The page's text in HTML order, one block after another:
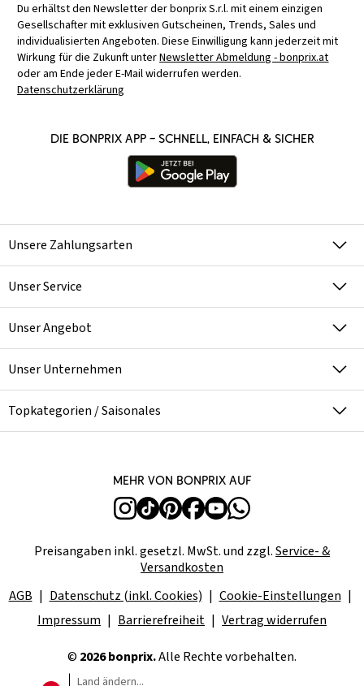
Du erhältst den Newsletter der bonprix S.r.l. mit einem einzigen
Gesellschafter mit exklusiven Gutscheinen, Trends, Sales und
individualisierten Angeboten. Diese Einwilligung kann jederzeit mit
Wirkung für die Zukunft unterNewsletter Abmeldung - bonprix.at
oder am Ende jeder E-Mail widerrufen werden.
Datenschutzerklärung
Die bonprix App – schnell, einfach & sicher
Unsere Zahlungsarten
Unser Service
Unser Angebot
Unser Unternehmen
Topkategorien / Saisonales
Mehr von bonprix auf
Preisangaben inkl. gesetzl. MwSt. und zzgl.Service- &
Versandkosten
AGB
Datenschutz (inkl. Cookies)
Cookie-Einstellungen
Impressum
Barrierefreiheit Vertrag widerrufen
© 2026 bonprix.Alle Rechte vorbehalten.
Land ändern...